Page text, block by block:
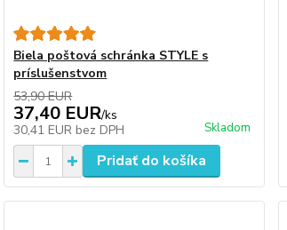
Biela poštová schránka STYLE s
príslušenstvom
53,90 EUR
37,40 EUR/ks
30,41 EUR bez DPH Skladom
Pridať do košíka